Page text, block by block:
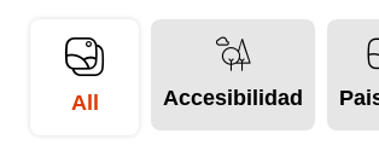
habitantes de raza min llegaron por
poblaron la zona creando una gran
económica y comercial, con el
Xianzhang Senghua, que más tarde
All Accesibilidad